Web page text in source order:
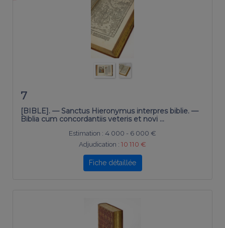
7
[BIBLE]. — Sanctus Hieronymus interpres biblie. —
Biblia cum concordantiis veteris et novi …
Estimation : 4 000 - 6 000 €
Adjudication : 10 110 €
Fiche détaillée